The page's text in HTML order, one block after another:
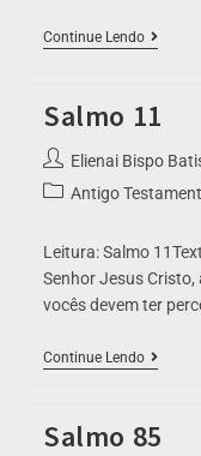
Continue Lendo
Salmo 11
Elienai Bispo
Antigo
Leitura: Salmo
Senhor Jesus Cristo,
vocês devem ter
Continue Lendo
Salmo 85